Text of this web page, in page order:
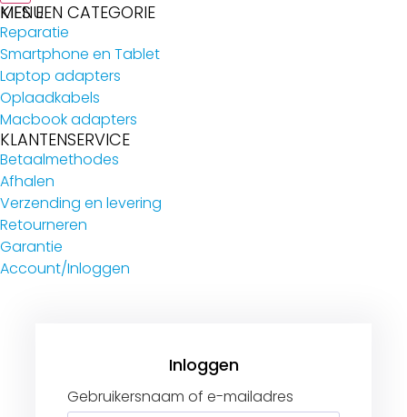
MENU
KIES EEN CATEGORIE
Reparatie
Smartphone en Tablet
Laptop adapters
Oplaadkabels
Macbook adapters
KLANTENSERVICE
Betaalmethodes
Afhalen
Verzending en levering
Retourneren
Garantie
Account/Inloggen
Gebruikersnaam of e-mailadres